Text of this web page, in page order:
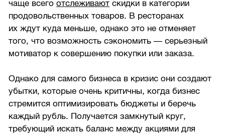
чаще всегоотслеживают скидки в категории
продовольственных товаров. В ресторанах
их ждут куда меньше, однако это не отменяет
того, что возможность сэкономить — серьезный
мотиватор к совершению покупки или заказа.
Однако для самого бизнеса в кризис они создают
убытки, которые очень критичны, когда бизнес
стремится оптимизировать бюджеты и беречь
каждый рубль. Получается замкнутый круг,
требующий искать баланс между акциями для